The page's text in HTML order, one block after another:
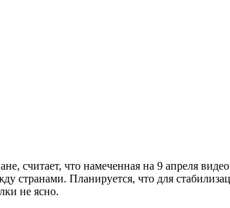
считает, что намеченная на 9 апреля
странами. Планируется, что для
не ясно.